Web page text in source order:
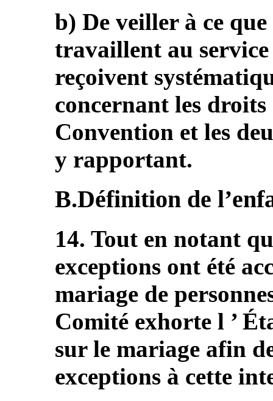
b) De veiller à ce
travaillent au service
reçoivent
concernant les droits
Convention et les
y rapportant.
B.Définition de
14. Tout en notant
exceptions ont été
mariage de
Comité exhorte l ’
sur le mariage afin
exceptions à cette